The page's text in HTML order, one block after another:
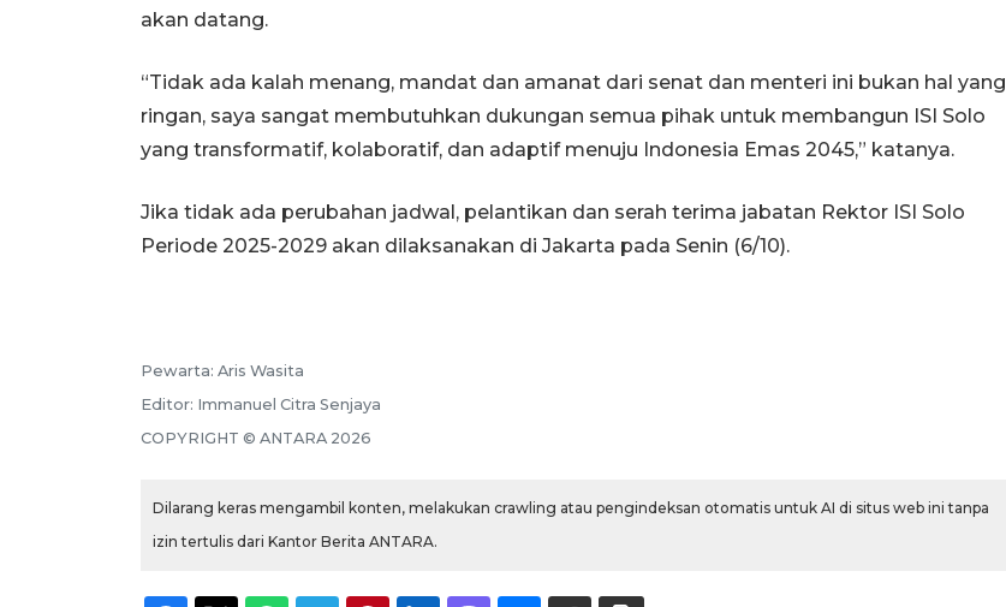
akan datang.
“Tidak ada kalah menang, mandat dan amanat dari senat dan menteri ini bukan hal yang
ringan, saya sangat membutuhkan dukungan semua pihak untuk membangun ISI Solo
yang transformatif, kolaboratif, dan adaptif menuju Indonesia Emas 2045,” katanya.
Jika tidak ada perubahan jadwal, pelantikan dan serah terima jabatan Rektor ISI Solo
Periode 2025-2029 akan dilaksanakan di Jakarta pada Senin (6/10).
Pewarta: Aris Wasita
Editor: Immanuel Citra Senjaya
COPYRIGHT © ANTARA 2026
Dilarang keras mengambil konten, melakukan crawling atau pengindeksan otomatis untuk AI di situs web ini tanpa
izin tertulis dari Kantor Berita ANTARA.